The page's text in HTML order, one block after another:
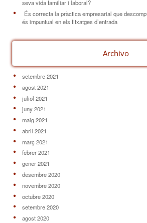
seva vida familiar i laboral?
És correcta la pràctica empresarial que
és impuntual en els fitxatges d’entrada
Archivo
setembre 2021
agost 2021
juliol 2021
juny 2021
maig 2021
abril 2021
març 2021
febrer 2021
gener 2021
desembre 2020
novembre 2020
octubre 2020
setembre 2020
agost 2020